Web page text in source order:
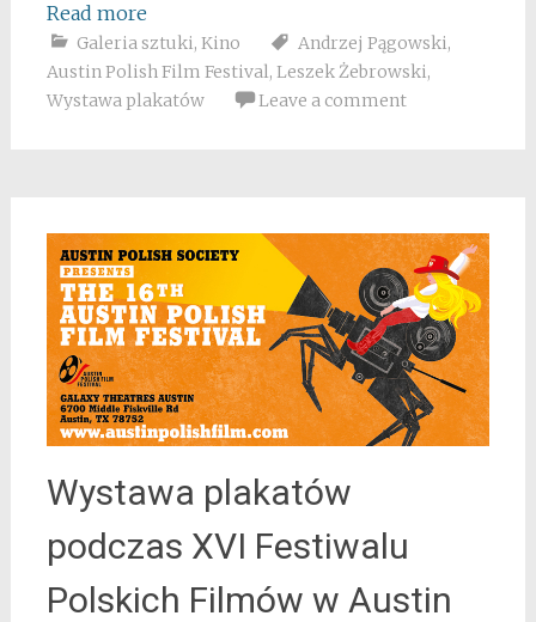
Read more
Galeria sztuki, Kino Andrzej Pągowski,
Austin Polish Film Festival, Leszek Żebrowski,
Wystawa plakatów
Leave a comment
Wystawa plakatów
podczas XVI Festiwalu
Polskich Filmów w Austin